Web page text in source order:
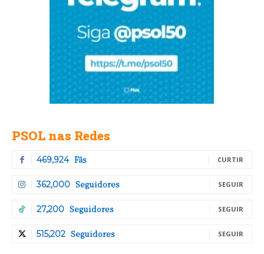
PSOL nas Redes
469,924 Fãs CURTIR
362,000 Seguidores SEGUIR
27,200 Seguidores SEGUIR
515,202 Seguidores SEGUIR